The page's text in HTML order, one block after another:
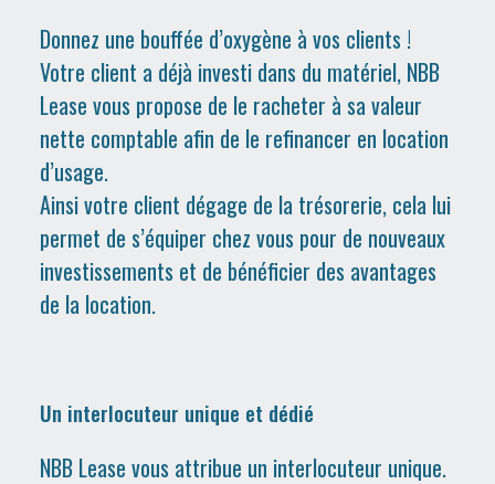
Donnez une bouffée d’oxygène à vos clients !
Votre client a déjà investi dans du matériel, NBB
Lease vous propose de le racheter à sa valeur
nette comptable afin de le refinancer en location
d’usage.
Ainsi votre client dégage de la trésorerie, cela lui
permet de s’équiper chez vous pour de nouveaux
investissements et de bénéficier des avantages
de la location.
Un interlocuteur unique et dédié
NBB Lease vous attribue un interlocuteur unique.